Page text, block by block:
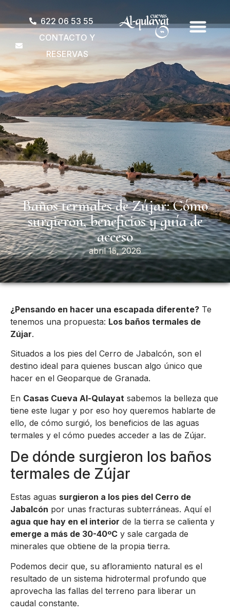
622 06 53 55
CONTACTO Y
RESERVAS
Baños termales de Zújar: Cómo
surgieron, beneficios y guía de
acceso
abril 15, 2026
¿Pensando en hacer una escapada diferente? Te
tenemos una propuesta: Los baños termales de
Zújar.
Situados a los pies del Cerro de Jabalcón, son el
destino ideal para quienes buscan algo único que
hacer en el Geoparque de Granada.
En Casas Cueva Al-Qulayat sabemos la belleza que
tiene este lugar y por eso hoy queremos hablarte de
ello, de cómo surgió, los beneficios de las aguas
termales y el cómo puedes acceder a las de Zújar.
De dónde surgieron los baños
termales de Zújar
Estas aguas surgieron a los pies del Cerro de
Jabalcón por unas fracturas subterráneas. Aquí el
agua que hay en el interior de la tierra se calienta y
emerge a más de 30-40ºC y sale cargada de
minerales que obtiene de la propia tierra.
Podemos decir que, su afloramiento natural es el
resultado de un sistema hidrotermal profundo que
aprovecha las fallas del terreno para liberar un
caudal constante.